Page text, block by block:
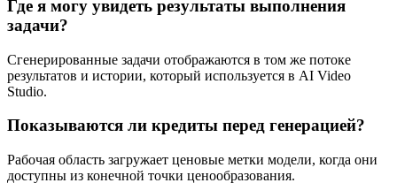
Где я могу увидеть результаты выполнения
задачи?
Сгенерированные задачи отображаются в том же потоке
результатов и истории, который используется в AI Video
Studio.
Показываются ли кредиты перед генерацией?
Рабочая область загружает ценовые метки модели, когда они
доступны из конечной точки ценообразования.